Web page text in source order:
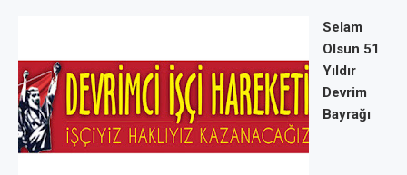
Selam
Olsun 51
Yıldır
Devrim
Bayrağı